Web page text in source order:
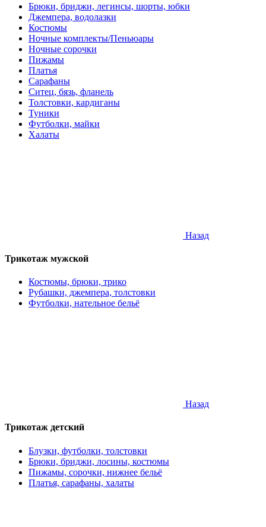
Брюки, бриджи, легинсы, шорты, юбки
Джемпера, водолазки
Костюмы
Ночные комплекты/Пеньюары
Ночные сорочки
Пижамы
Платья
Сарафаны
Ситец, бязь, фланель
Толстовки, кардиганы
Туники
Футболки, майки
Халаты
Назад
Трикотаж мужской
Костюмы, брюки, трико
Рубашки, джемпера, толстовки
Футболки, нательное бельё
Назад
Трикотаж детский
Блузки, футболки, толстовки
Брюки, бриджи, лосины, костюмы
Пижамы, сорочки, нижнее бельё
Платья, сарафаны, халаты